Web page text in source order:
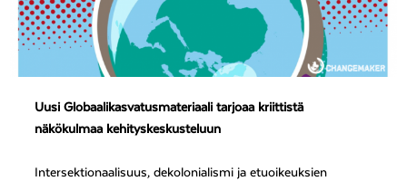
Uusi Globaalikasvatusmateriaali tarjoaa kriittistä
näkökulmaa kehityskeskusteluun
Intersektionaalisuus, dekolonialismi ja etuoikeuksien